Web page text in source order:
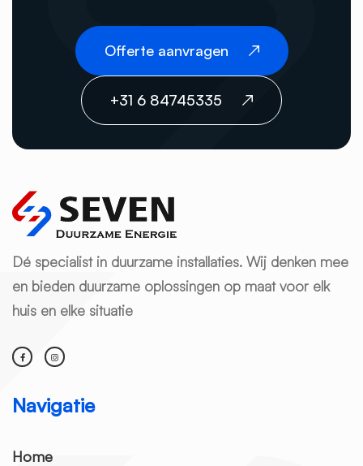
Offerte aanvragen
+31 6 84745335
Dé specialist in duurzame installaties. Wij denken mee
en bieden duurzame oplossingen op maat voor elk
huis en elke situatie
Navigatie
Home